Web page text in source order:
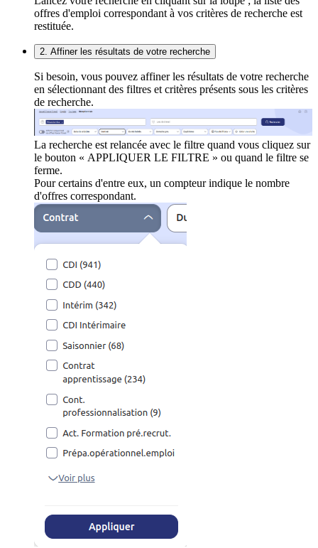
offres d'emploi correspondant à vos critères de recherche est
restituée.
2. Affiner les résultats de votre recherche
Si besoin, vous pouvez affiner les résultats de votre recherche
en sélectionnant des filtres et critères présents sous les critères
de recherche.
La recherche est relancée avec le filtre quand vous cliquez sur
le bouton « APPLIQUER LE FILTRE » ou quand le filtre se
ferme.
Pour certains d'entre eux, un compteur indique le nombre
d'offres correspondant.